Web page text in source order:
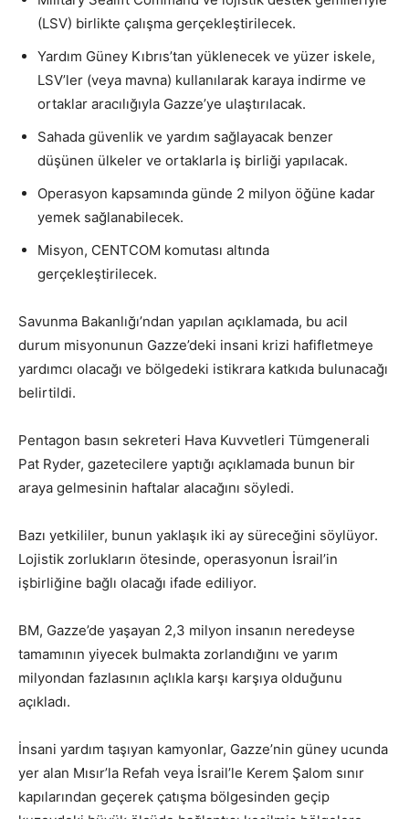
(LSV) birlikte çalışma gerçekleştirilecek.
Yardım Güney Kıbrıs’tan yüklenecek ve yüzer iskele,
LSV’ler (veya mavna) kullanılarak karaya indirme ve
ortaklar aracılığıyla Gazze’ye ulaştırılacak.
Sahada güvenlik ve yardım sağlayacak benzer
düşünen ülkeler ve ortaklarla iş birliği yapılacak.
Operasyon kapsamında günde 2 milyon öğüne kadar
yemek sağlanabilecek.
Misyon, CENTCOM komutası altında
gerçekleştirilecek.
Savunma Bakanlığı’ndan yapılan açıklamada, bu acil
durum misyonunun Gazze’deki insani krizi hafifletmeye
yardımcı olacağı ve bölgedeki istikrara katkıda bulunacağı
belirtildi.
Pentagon basın sekreteri Hava Kuvvetleri Tümgenerali
Pat Ryder, gazetecilere yaptığı açıklamada bunun bir
araya gelmesinin haftalar alacağını söyledi.
Bazı yetkililer, bunun yaklaşık iki ay süreceğini söylüyor.
Lojistik zorlukların ötesinde, operasyonun İsrail’in
işbirliğine bağlı olacağı ifade ediliyor.
BM, Gazze’de yaşayan 2,3 milyon insanın neredeyse
tamamının yiyecek bulmakta zorlandığını ve yarım
milyondan fazlasının açlıkla karşı karşıya olduğunu
açıkladı.
İnsani yardım taşıyan kamyonlar, Gazze’nin güney ucunda
yer alan Mısır’la Refah veya İsrail’le Kerem Şalom sınır
kapılarından geçerek çatışma bölgesinden geçip